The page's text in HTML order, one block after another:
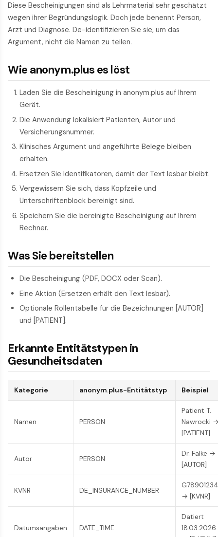
Diese Bescheinigungen sind als Lehrmaterial sehr geschätzt
wegen ihrer Begründungslogik. Doch jede benennt Person,
Arzt und Diagnose. De-identifizieren Sie sie, um das
Argument, nicht die Namen zu teilen.
Wie anonym.plus es löst
Laden Sie die Bescheinigung in anonym.plus auf Ihrem
Gerät.
Die Anwendung lokalisiert Patienten, Autor und
Versicherungsnummer.
Klinisches Argument und angeführte Belege bleiben
erhalten.
Ersetzen Sie Identifikatoren, damit der Text lesbar bleibt.
Vergewissern Sie sich, dass Kopfzeile und
Unterschriftenblock bereinigt sind.
Speichern Sie die bereinigte Bescheinigung auf Ihrem
Rechner.
Was Sie bereitstellen
Die Bescheinigung (PDF, DOCX oder Scan).
Eine Aktion (Ersetzen erhält den Text lesbar).
Optionale Rollentabelle für die Bezeichnungen [AUTOR]
und [PATIENT].
Erkannte Entitätstypen in
Gesundheitsdaten
Kategorie anonym.plus-Entitätstyp Beispiel
Namen PERSON
Patient T.
Nawrocki
[PATIENT]
Autor PERSON
Dr. Falke →
[AUTOR]
KVNR DE_INSURANCE_NUMBER
→ [KVNR]
Datumsangaben DATE_TIME
Datiert
18.03.2026